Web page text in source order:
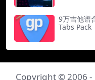
9万吉他谱
Tabs Pack
Copyright © 2006 -